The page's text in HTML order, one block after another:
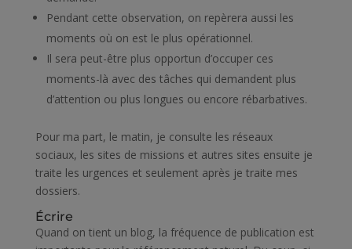
Pendant cette observation, on repèrera aussi les
moments où on est le plus opérationnel.
Il sera peut-être plus opportun d’occuper ces
moments-là avec des tâches qui demandent plus
d’attention ou plus longues ou encore rébarbatives.
Pour ma part, le matin, je consulte les réseaux
sociaux, les sites de missions et autres sites ensuite je
traite les urgences et seulement après je traite mes
dossiers.
Écrire
Quand on tient un blog, la fréquence de publication est